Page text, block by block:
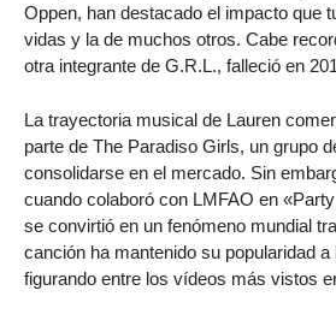
Oppen, han destacado el impacto que
vidas y la de muchos otros. Cabe
otra integrante de G.R.L., falleció en
La trayectoria musical de Lauren
parte de The Paradiso Girls, un grupo
consolidarse en el mercado. Sin
cuando colaboró con LMFAO en
se convirtió en un fenómeno mundial
canción ha mantenido su popularidad a
figurando entre los vídeos más vistos